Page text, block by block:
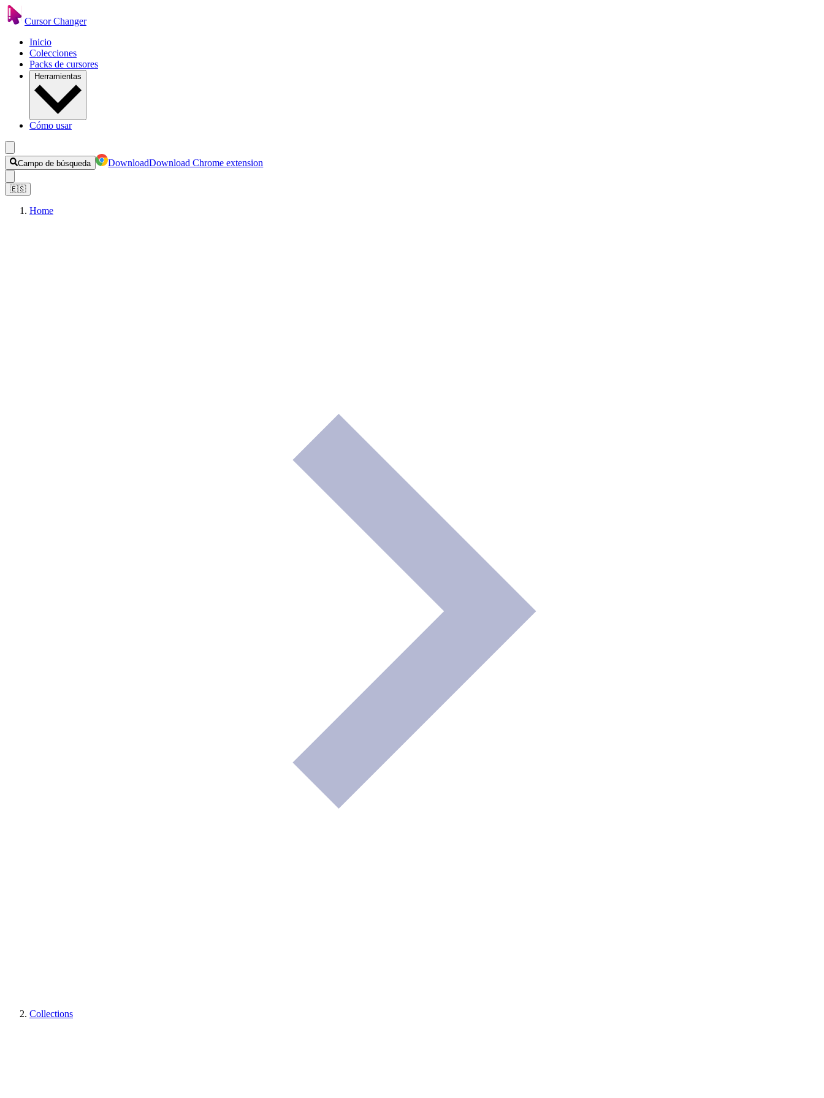
Cursor Changer
Inicio
Colecciones
Packs de cursores
Herramientas
Cómo usar
Campo de búsqueda DownloadDownload Chrome extension
🇪🇸
Home
Collections